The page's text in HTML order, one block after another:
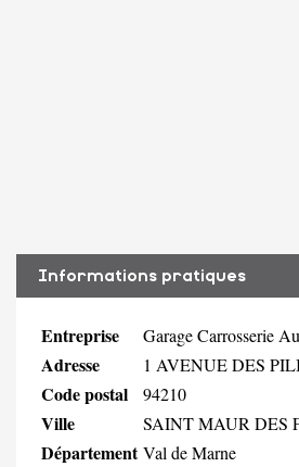
Informations pratiques
Entreprise Garage Carrosserie
Adresse 1 AVENUE DES
Code postal 94210
Ville SAINT MAUR DES
Département Val de Marne